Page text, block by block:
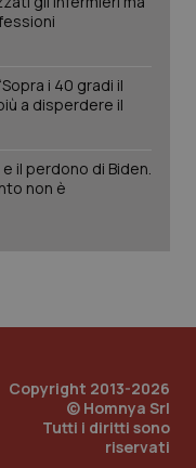
Collo
i 40 gradi il
a disperdere il
il perdono di Biden.
non è
Copyright 2013-2026
© Homnya Srl
Tutti i diritti sono
riservati
www.quotidianosanita.it
2